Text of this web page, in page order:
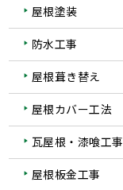
屋根塗装
防水工事
屋根葺き替え
屋根カバー工法
瓦屋根・漆喰工事
屋根板金工事